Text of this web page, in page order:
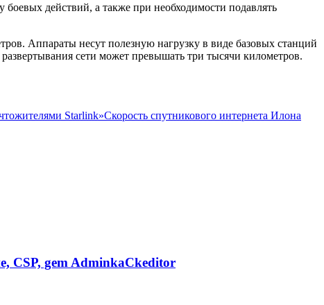
действий, а также при необходимости подавлять
Аппараты несут полезную нагрузку в виде базовых станций
сети может превышать три тысячи километров.
Starlink»Скорость спутникового интернета Илона
CSP, gem AdminkaCkeditor